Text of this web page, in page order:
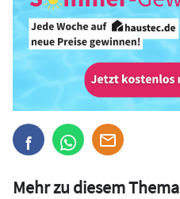
Mehr zu diesem Thema